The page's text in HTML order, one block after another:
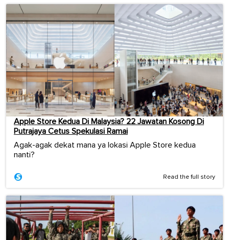
Apple Store Kedua Di Malaysia? 22 Jawatan Kosong Di
Putrajaya Cetus Spekulasi Ramai
Agak-agak dekat mana ya lokasi Apple Store kedua
nanti?
Read the full story